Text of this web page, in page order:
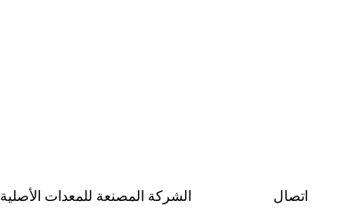
الشركة المصنعة للمعدات الأصلية اتصال